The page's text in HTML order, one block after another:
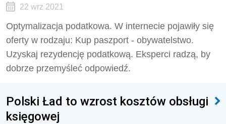
22 wrz 2021
Optymalizacja podatkowa. W internecie pojawiły się
oferty w rodzaju: Kup paszport - obywatelstwo.
Uzyskaj rezydencję podatkową. Eksperci radzą, by
dobrze przemyśleć odpowiedź.
Polski Ład to wzrost kosztów obsługi
księgowej